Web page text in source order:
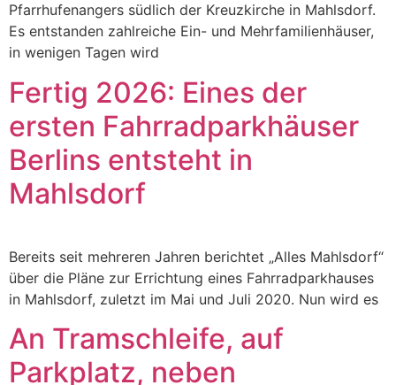
Pfarrhufenangers südlich der Kreuzkirche in Mahlsdorf.
Es entstanden zahlreiche Ein- und Mehrfamilienhäuser,
in wenigen Tagen wird
Fertig 2026: Eines der
ersten Fahrradparkhäuser
Berlins entsteht in
Mahlsdorf
Bereits seit mehreren Jahren berichtet „Alles Mahlsdorf“
über die Pläne zur Errichtung eines Fahrradparkhauses
in Mahlsdorf, zuletzt im Mai und Juli 2020. Nun wird es
An Tramschleife, auf
Parkplatz, neben